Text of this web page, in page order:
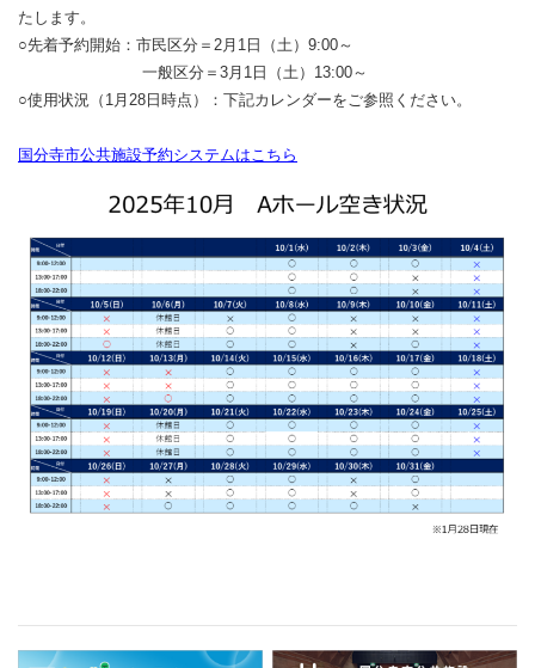
たします。
○先着予約開始：市民区分＝2月1日（土）9:00～
一般区分＝3月1日（土）13:00～
○使用状況（1月28日時点）：下記カレンダーをご参照ください。
国分寺市公共施設予約システムはこちら